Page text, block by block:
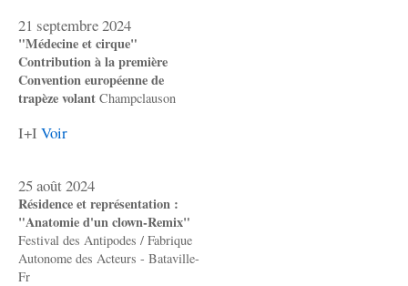
21 septembre 2024
"Médecine et cirque"
Contribution à la première
Convention européenne de
trapèze volant Champclauson
I+I Voir
25 août 2024
Résidence et représentation :
"Anatomie d'un clown-Remix"
Festival des Antipodes / Fabrique
Autonome des Acteurs - Bataville-
Fr